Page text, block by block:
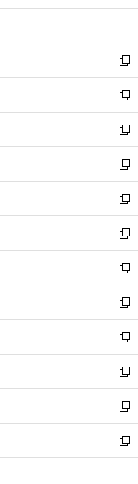
開
ウ
開
く
ン
ウ
で
開
く
ウ
ン
ド
ウ
で
開
く
新
し
い
ウ
ィ
ン
ド
ウ
で
開
く
新
し
い
ウ
ィ
ン
ド
ウ
で
開
く
新
し
い
ウ
ィ
ン
ド
ウ
で
開
く
新
し
い
ウ
ィ
ン
ド
ウ
で
開
く
新
し
い
ウ
ィ
ン
ド
ウ
で
開
く
新
し
い
ウ
ィ
ン
ド
ウ
で
開
く
新
し
い
ウ
ィ
ン
ド
ウ
で
開
く
新
し
い
ウ
ィ
ン
ド
ウ
で
開
新
し
い
ウ
ィ
ン
ド
ウ
新
し
い
ウ
ィ
ン
新
し
い
ウ
新
し